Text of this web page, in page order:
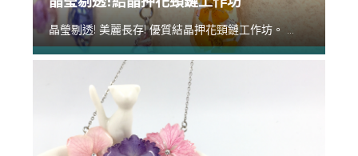
晶瑩剔透! 美麗長存! 優質結晶押花頸鏈工作坊。 ...